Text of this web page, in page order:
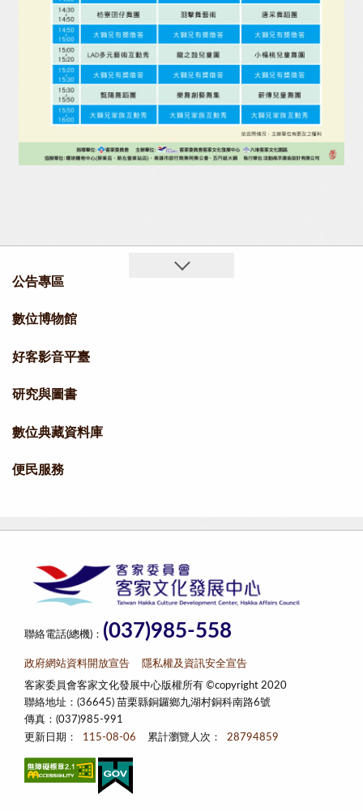
公告專區
數位博物館
好客影音平臺
研究與圖書
數位典藏資料庫
便民服務
聯絡電話(總機)： (037)985-558
政府網站資料開放宣告 隱私權及資訊安全宣告
客家委員會客家文化發展中心版權所有 ©copyright 2020
聯絡地址：(36645) 苗栗縣銅鑼鄉九湖村銅科南路6號
傳真：(037)985-991
更新日期：
115-08-06 累計瀏覽人次： 28794859